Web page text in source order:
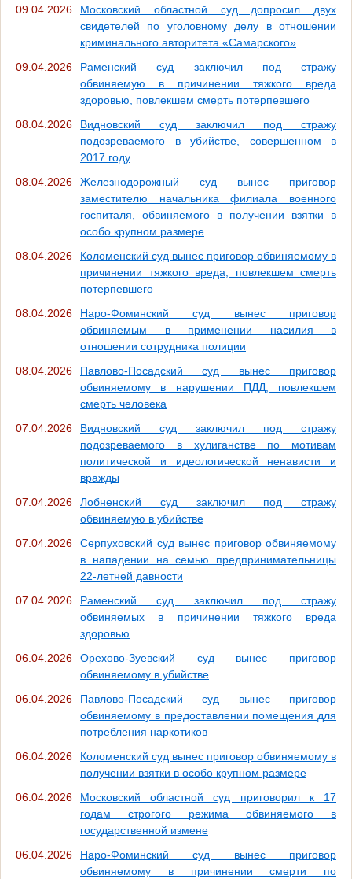
09.04.2026
Московский областной суд допросил двух
свидетелей по уголовному делу в отношении
криминального авторитета «Самарского»
09.04.2026
Раменский суд заключил под стражу
обвиняемую в причинении тяжкого вреда
здоровью, повлекшем смерть потерпевшего
08.04.2026
Видновский суд заключил под стражу
подозреваемого в убийстве, совершенном в
2017 году
08.04.2026
Железнодорожный суд вынес приговор
заместителю начальника филиала военного
госпиталя, обвиняемого в получении взятки в
особо крупном размере
08.04.2026
Коломенский суд вынес приговор обвиняемому в
причинении тяжкого вреда, повлекшем смерть
потерпевшего
08.04.2026
Наро-Фоминский суд вынес приговор
обвиняемым в применении насилия в
отношении сотрудника полиции
08.04.2026
Павлово-Посадский суд вынес приговор
обвиняемому в нарушении ПДД, повлекшем
смерть человека
07.04.2026
Видновский суд заключил под стражу
подозреваемого в хулиганстве по мотивам
политической и идеологической ненависти и
вражды
07.04.2026
Лобненский суд заключил под стражу
обвиняемую в убийстве
07.04.2026
Серпуховский суд вынес приговор обвиняемому
в нападении на семью предпринимательницы
22-летней давности
07.04.2026
Раменский суд заключил под стражу
обвиняемых в причинении тяжкого вреда
здоровью
06.04.2026
Орехово-Зуевский суд вынес приговор
обвиняемому в убийстве
06.04.2026
Павлово-Посадский суд вынес приговор
обвиняемому в предоставлении помещения для
потребления наркотиков
06.04.2026
Коломенский суд вынес приговор обвиняемому в
получении взятки в особо крупном размере
06.04.2026
Московский областной суд приговорил к 17
годам строгого режима обвиняемого в
государственной измене
06.04.2026
Наро-Фоминский суд вынес приговор
обвиняемому в причинении смерти по